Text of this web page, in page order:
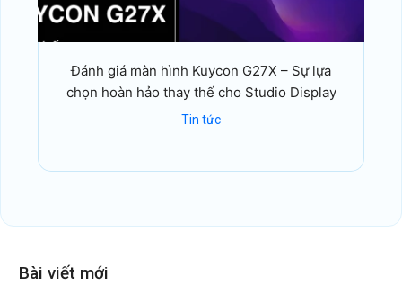
Đánh giá màn hình Kuycon G27X – Sự lựa
chọn hoàn hảo thay thế cho Studio Display
Tin tức
Bài viết mới